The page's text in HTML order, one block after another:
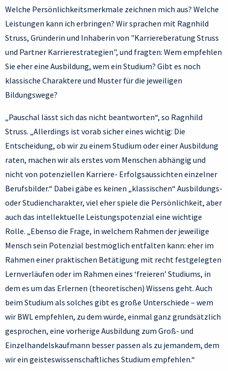
Welche Persönlichkeitsmerkmale zeichnen mich aus? Welche
Leistungen kann ich erbringen? Wir sprachen mit Ragnhild
Struss, Gründerin und Inhaberin von "Karriereberatung Struss
und Partner Karrierestrategien", und fragten: Wem empfehlen
Sie eher eine Ausbildung, wem ein Studium? Gibt es noch
klassische Charaktere und Muster für die jeweiligen
Bildungswege?
„Pauschal lässt sich das nicht beantworten“, so Ragnhild
Struss. „Allerdings ist vorab sicher eines wichtig: Die
Entscheidung, ob wir zu einem Studium oder einer Ausbildung
raten, machen wir als erstes vom Menschen abhängig und
nicht von potenziellen Karriere- Erfolgsaussichten einzelner
Berufsbilder.“ Dabei gäbe es keinen „klassischen“ Ausbildungs-
oder Studiencharakter, viel eher spiele die Persönlichkeit, aber
auch das intellektuelle Leistungspotenzial eine wichtige
Rolle. „Ebenso die Frage, in welchem Rahmen der jeweilige
Mensch sein Potenzial bestmöglich entfalten kann: eher im
Rahmen einer praktischen Betätigung mit recht festgelegten
Lernverläufen oder im Rahmen eines ‘freieren’ Studiums, in
dem es um das Erlernen (theoretischen) Wissens geht. Auch
beim Studium als solches gibt es große Unterschiede – wem
wir BWL empfehlen, zu dem würde, einmal ganz grundsätzlich
gesprochen, eine vorherige Ausbildung zum Groß- und
Einzelhandelskaufmann besser passen als zu jemandem, dem
wir ein geisteswissenschaftliches Studium empfehlen.“